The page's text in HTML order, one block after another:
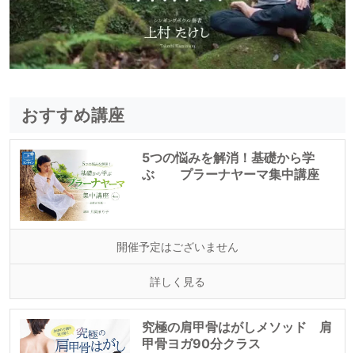
おすすめ講座
5つの悩みを解消！基礎から学
ぶ プラーナヤーマ集中講座
開催予定はございません
詳しく見る
究極の肩甲骨はがしメソッド 肩
甲骨ヨガ90分クラス